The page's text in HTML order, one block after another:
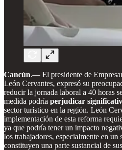
Cancún.— El presidente de
León Cervantes, expresó su
reducir la jornada laboral a 40 horas
medida podría perjudicar
sector turístico en la región. León
implementación de esta reforma
ya que podría tener un impacto
los trabajadores, especialmente en un
constituyen una parte sustancial de